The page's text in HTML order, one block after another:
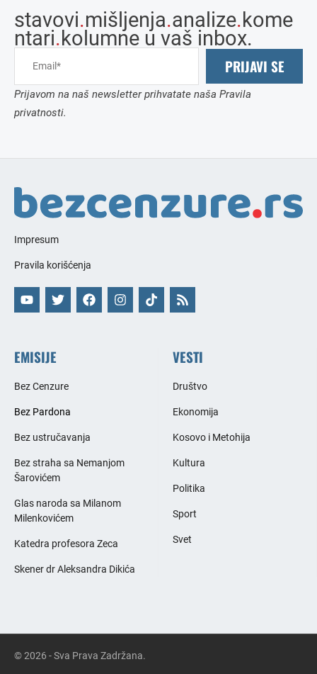
stavovi.mišljenja.analize.kome
ntari.kolumne u vaš inbox.
PRIJAVI SE
Prijavom na naš newsletter prihvatate naša Pravila
privatnosti.
Impresum
Pravila korišćenja
EMISIJE
Bez Cenzure
Bez Pardona
Bez ustručavanja
Bez straha sa Nemanjom
Šarovićem
Glas naroda sa Milanom
Milenkovićem
Katedra profesora Zeca
Skener dr Aleksandra Dikića
VESTI
Društvo
Ekonomija
Kosovo i Metohija
Kultura
Politika
Sport
Svet
© 2026 - Sva Prava Zadržana.